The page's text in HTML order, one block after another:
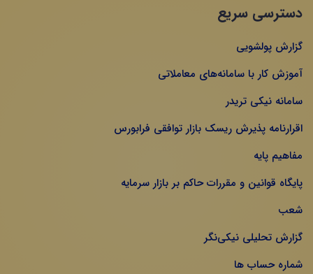
دسترسی سریع
گزارش پولشویی
آموزش کار با سامانه‌های معاملاتی
سامانه نیکی تریدر
اقرارنامه پذیرش ریسک بازار توافقی فرابورس
مفاهیم پایه
پایگاه قوانین و مقررات حاکم بر بازار سرمایه
شعب
گزارش تحلیلی نیکی‌نگر
شماره حساب ها